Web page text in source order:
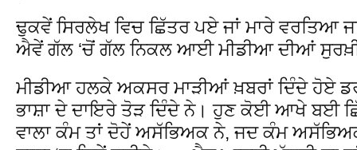
ਢੁਕਵੇਂ ਸਿਰਲੇਖ ਵਿਚ ਛਿੱਤਰ ਪਏ ਜਾਂ ਮਾਰੇ ਵਰਤਿਆ
ਐਵੇਂ ਗੱਲ ‘ਚੋਂ ਗੱਲ ਨਿਕਲ ਆਈ ਮੀਡੀਆ ਦੀਆਂ
ਮੀਡੀਆ ਹਲਕੇ ਅਕਸਰ ਮਾੜੀਆਂ ਖ਼ਬਰਾਂ ਦਿੰਦੇ ਹੋਏ
ਭਾਸ਼ਾ ਦੇ ਦਾਇਰੇ ਤੋੜ ਦਿੰਦੇ ਨੇ। ਹੁਣ ਕੋਈ ਆਖੇ ਬਈ
ਵਾਲਾ ਕੰਮ ਤਾਂ ਦੋਹੇਂ ਅਸੱਭਿਅਕ ਨੇ, ਜਦ ਕੰਮ